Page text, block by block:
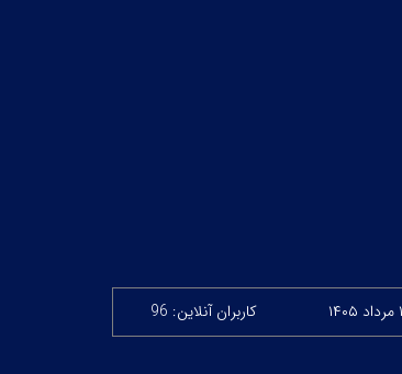
کاربران آنلاین: 96